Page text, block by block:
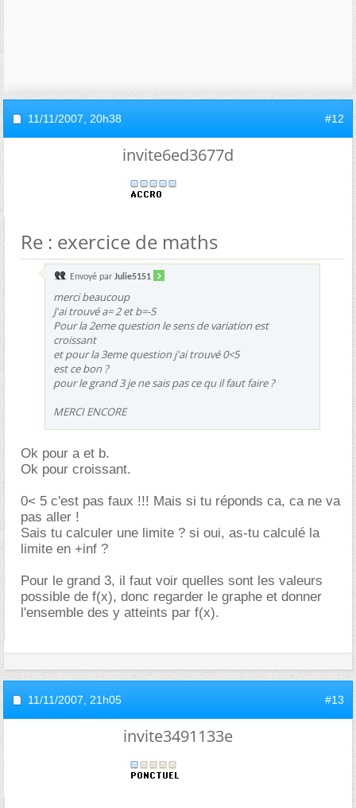
11/11/2007, 20h38 #12
invite6ed3677d
Re : exercice de maths
Envoyé par Julie5151
merci beaucoup
J'ai trouvé a= 2 et b=-5
Pour la 2eme question le sens de variation est
croissant
et pour la 3eme question j'ai trouvé 0<5
est ce bon ?
pour le grand 3 je ne sais pas ce qu il faut faire ?
MERCI ENCORE
Ok pour a et b.
Ok pour croissant.
0< 5 c'est pas faux !!! Mais si tu réponds ca, ca ne va
pas aller !
Sais tu calculer une limite ? si oui, as-tu calculé la
limite en +inf ?
Pour le grand 3, il faut voir quelles sont les valeurs
possible de f(x), donc regarder le graphe et donner
l'ensemble des y atteints par f(x).
11/11/2007, 21h05 #13
invite3491133e